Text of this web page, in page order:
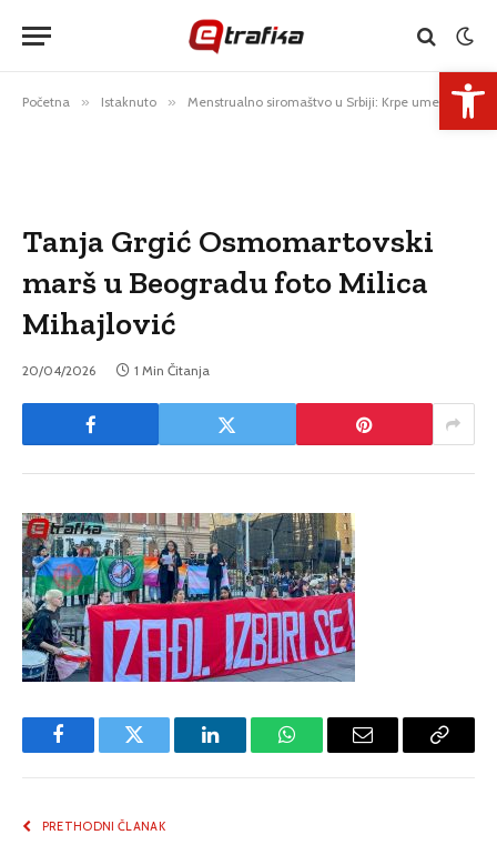
Početna » Istaknuto » Menstrualno siromaštvo u Srbiji: Krpe umesto uložaka i trpljenje bolova
Tanja Grgić Osmomartovski
marš u Beogradu foto Milica
Mihajlović
20/04/2026 1 Min Čitanja
FacebookTwitter LinkedInWhatsAppEmail
Copy
PRETHODNI ČLANAK